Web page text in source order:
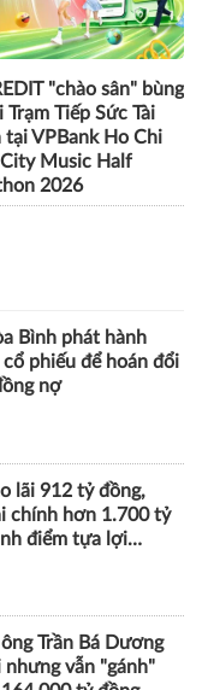
City Music Half
2026
Bình phát hành
phiếu để hoán đổi
nợ
lãi 912 tỷ đồng,
chính hơn 1.700 tỷ